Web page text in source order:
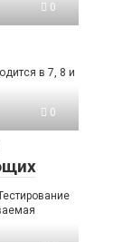
0
в 7, 8 и
0